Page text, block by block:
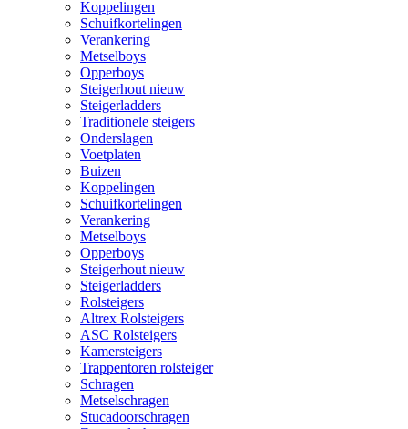
Koppelingen
Schuifkortelingen
Verankering
Metselboys
Opperboys
Steigerhout nieuw
Steigerladders
Traditionele steigers
Onderslagen
Voetplaten
Buizen
Koppelingen
Schuifkortelingen
Verankering
Metselboys
Opperboys
Steigerhout nieuw
Steigerladders
Rolsteigers
Altrex Rolsteigers
ASC Rolsteigers
Kamersteigers
Trappentoren rolsteiger
Schragen
Metselschragen
Stucadoorschragen